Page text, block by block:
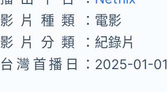
影片種類： 電影
影片分類： 紀錄片
台灣首播日： 2025-01-01